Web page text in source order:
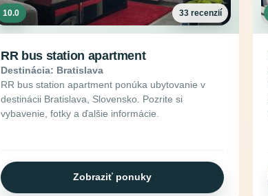
10.0 33 recenzií
RR bus station apartment
Destinácia: Bratislava
RR bus station apartment ponúka ubytovanie v
destinácii Bratislava, Slovensko. Pozrite si
vybavenie, fotky a ďalšie informácie.
Zobraziť ponuky